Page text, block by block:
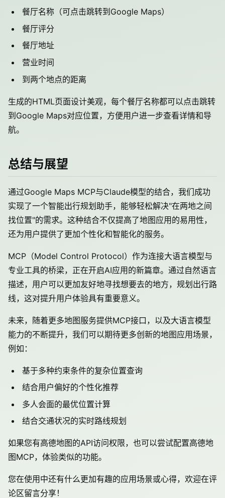
餐厅名称（可点击跳转到Google Maps）
餐厅评分
餐厅地址
营业时间
到两个地点的距离
生成的HTML页面设计美观，每个餐厅名称都可以点击跳转
到Google Maps对应位置，方便用户进一步查看详情和导
航。
总结与展望
通过Google Maps MCP与Claude模型的结合，我们成功
实现了一个智能出行规划助手，能够轻松解决"在两地之间
找位置"的需求。这种结合不仅提高了地图应用的易用性，
还为用户提供了更加个性化和智能化的服务。
MCP（Model Control Protocol）作为连接大语言模型与
专业工具的桥梁，正在开启AI应用的新篇章。通过自然语言
描述，用户可以更加友好地寻找想要去的地方，规划出行路
线，这对提升用户体验具有重要意义。
未来，随着更多地图服务提供MCP接口，以及大语言模型
能力的不断提升，我们可以期待更多创新的地图应用场景，
例如：
基于多种约束条件的复杂位置查询
结合用户偏好的个性化推荐
多人会面的最优位置计算
结合交通状况的实时路线规划
如果您有高德地图的API访问权限，也可以尝试配置高德地
图MCP，体验类似的功能。
您在使用中还有什么更加有趣的应用场景或心得，欢迎在评
论区留言分享！